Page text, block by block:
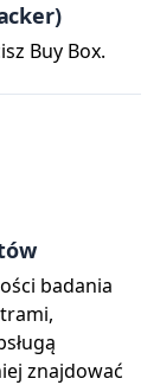
Buy Box.
badania
znajdować